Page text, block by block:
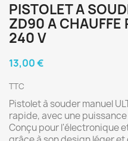
PISTOLET A
ZD90 A CHAUFFE
240 V
13,00 €
TTC
Pistolet à souder manuel
rapide, avec une
Conçu pour l'électronique